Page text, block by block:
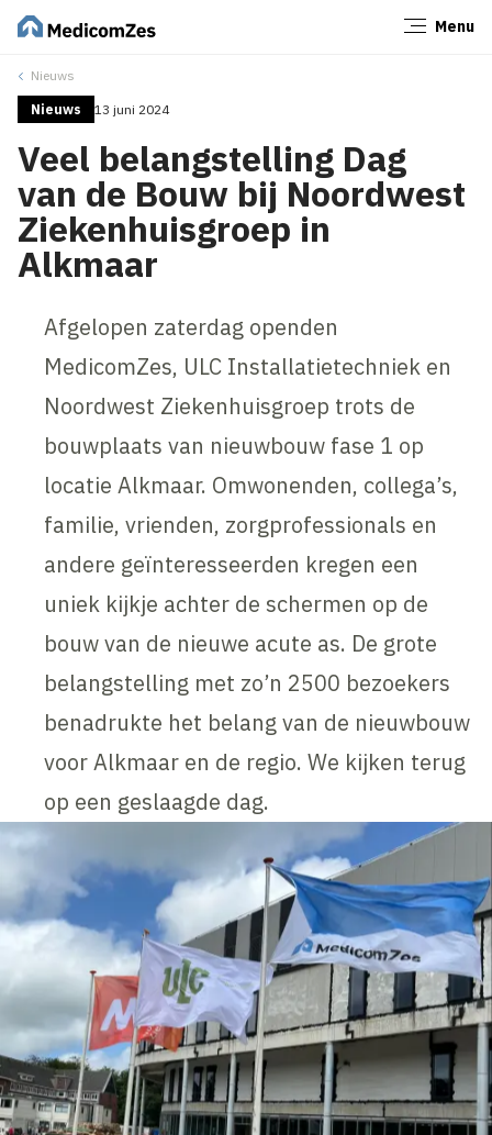
Menu
Nieuws
Nieuws 13 juni 2024
Veel belangstelling Dag
van de Bouw bij Noordwest
Ziekenhuisgroep in
Alkmaar
Afgelopen zaterdag openden
MedicomZes, ULC Installatietechniek en
Noordwest Ziekenhuisgroep trots de
bouwplaats van nieuwbouw fase 1 op
locatie Alkmaar. Omwonenden, collega’s,
familie, vrienden, zorgprofessionals en
andere geïnteresseerden kregen een
uniek kijkje achter de schermen op de
bouw van de nieuwe acute as. De grote
belangstelling met zo’n 2500 bezoekers
benadrukte het belang van de nieuwbouw
voor Alkmaar en de regio. We kijken terug
op een geslaagde dag.
Sluiten